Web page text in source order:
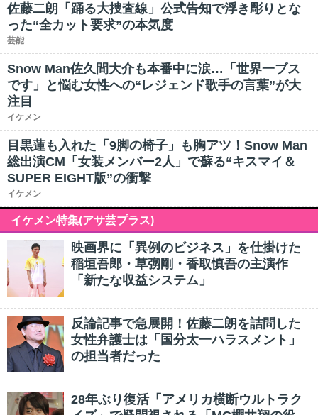
佐藤二朗「踊る大捜査線」公式告知で浮き彫りとな
った“全カット要求”の本気度
芸能
Snow Man佐久間大介も本番中に涙…「世界一ブス
です」と悩む女性への“レジェンド歌手の言葉”が大
注目
イケメン
目黒蓮も入れた「9脚の椅子」も胸アツ！Snow Man
総出演CM「女装メンバー2人」で蘇る“キスマイ＆
SUPER EIGHT版”の衝撃
イケメン
イケメン特集(アサ芸プラス)
映画界に「異例のビジネス」を仕掛けた
稲垣吾郎・草彅剛・香取慎吾の主演作
「新たな収益システム」
反論記事で急展開！佐藤二朗を詰問した
女性弁護士は「国分太一ハラスメント」
の担当者だった
28年ぶり復活「アメリカ横断ウルトラク